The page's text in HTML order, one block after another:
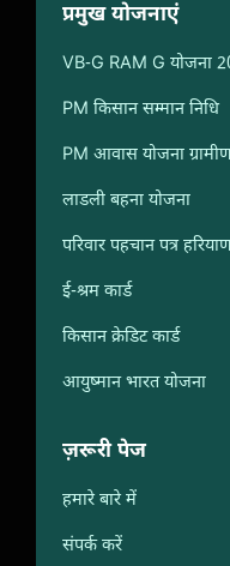
प्रमुख योजनाएं
VB-G RAM G योजना
PM किसान सम्मान निधि
PM आवास योजना ग्रामीण
लाडली बहना योजना
परिवार पहचान पत्र
ई-श्रम कार्ड
किसान क्रेडिट कार्ड
आयुष्मान भारत योजना
ज़रूरी पेज
हमारे बारे में
संपर्क करें